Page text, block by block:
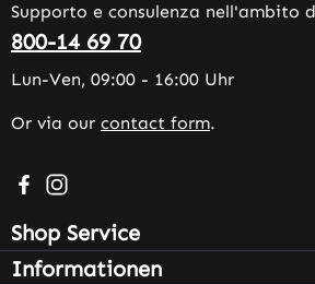
Supporto e consulenza nell'ambito
800-14 69 70
Lun-Ven, 09:00 - 16:00 Uhr
Or via our contact form.
Visit us on Facebook – opens in a
Check us out on Instagram –
Shop Service
Informationen